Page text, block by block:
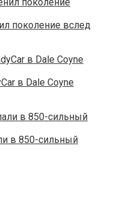
поколение вслед
в Dale Coyne
в 850-сильный